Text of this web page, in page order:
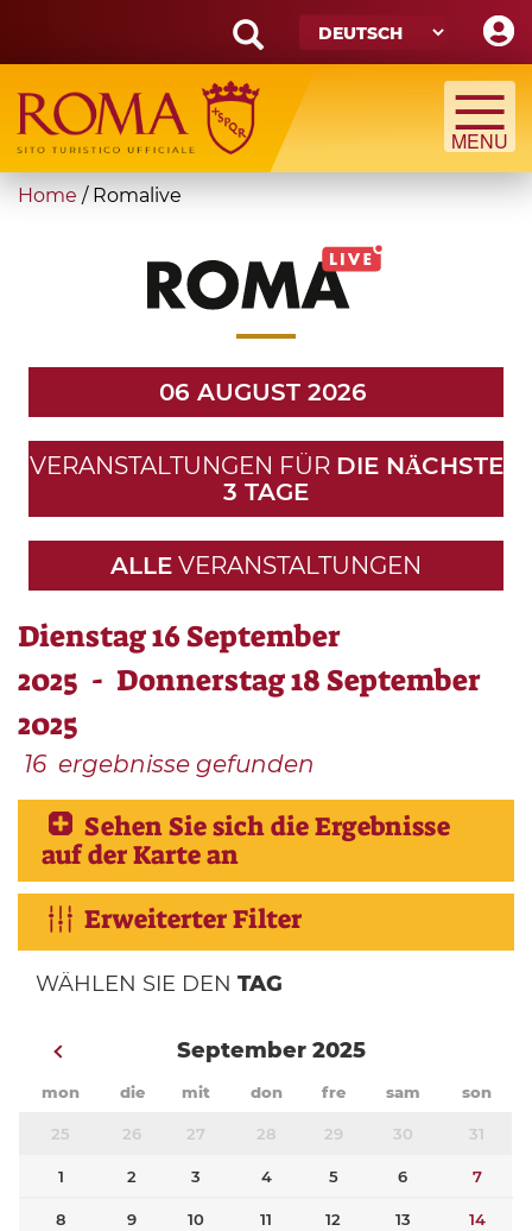
main
content
Search
form
Suche
You
Home / Romalive
06 AUGUST 2026
VERANSTALTUNGEN FÜR DIE NӒCHSTE
3 TAGE
ALLE VERANSTALTUNGEN
Dienstag 16 September
2025 - Donnerstag 18 September
2025
16 ergebnisse gefunden
Sehen Sie sich die Ergebnisse
auf der Karte an
Erweiterter Filter
WÄHLEN SIE DEN TAG
September 2025
mon die mit don fre sam son
25 26 27 28 29 30 31
1 2 3 4 5 6 7
8 9 10 11 12 13 14